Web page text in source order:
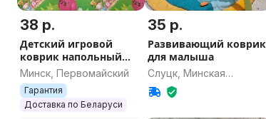
38 р.
Детский игровой
коврик напольный
термоковрик
развивающий 3
размера для детей в
сумке
Минск, Первомайский
Гарантия
Доставка по Беларуси
35 р.
Развивающий коврик
для малыша
Слуцк, Минская
область